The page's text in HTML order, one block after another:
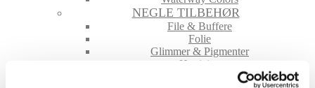
NEGLE TILBEHØR
File & Buffere
Folie
Glimmer & Pigmenter
Hygiejne
Maskiner og tilbehør